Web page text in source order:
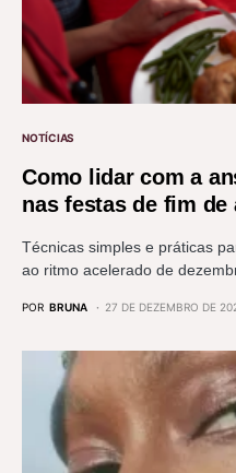
NOTÍCIAS
Como lidar com a
nas festas de fim de
Técnicas simples e práticas
ao ritmo acelerado de
POR BRUNA 27 DE DEZEMBRO DE